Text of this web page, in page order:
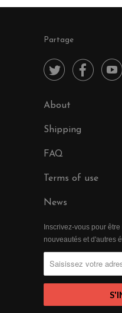
Partage
  
About
Shipping
FAQ
Terms of use
News
Inscrivez-vous pour
nouveautés et d'autres